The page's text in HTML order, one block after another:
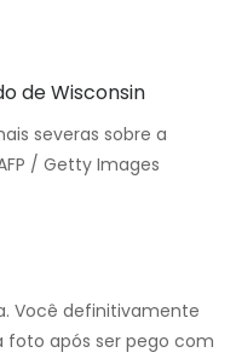
severas sobre a
/ Getty Images
Você definitivamente
foto após ser pego com